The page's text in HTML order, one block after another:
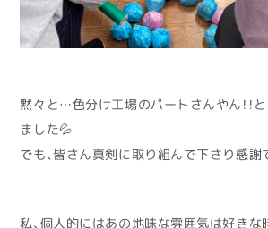
黙々と…色分け工場のパートさんやん！！
ました💦
でも、皆さん真剣に取り組んで下さり感謝
私、個人的にはあの地味な雰囲気は好きな